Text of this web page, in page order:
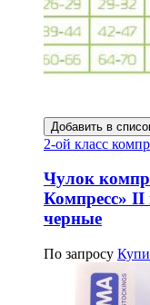
Добавить в
2-ой класс
Чулок
Компресс» II
черные
По запросу